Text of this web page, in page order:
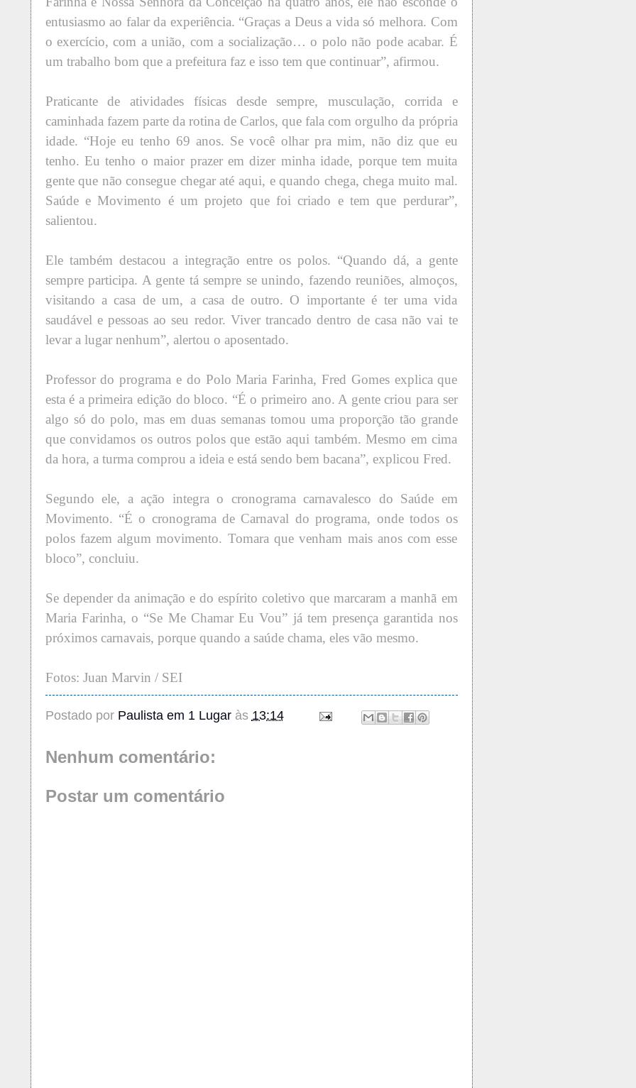
entusiasmo ao falar da experiência. “Graças a Deus a vida só melhora. Com
o exercício, com a união, com a socialização… o polo não pode acabar. É
um trabalho bom que a prefeitura faz e isso tem que continuar”, afirmou.
Praticante de atividades físicas desde sempre, musculação, corrida e
caminhada fazem parte da rotina de Carlos, que fala com orgulho da própria
idade. “Hoje eu tenho 69 anos. Se você olhar pra mim, não diz que eu
tenho. Eu tenho o maior prazer em dizer minha idade, porque tem muita
gente que não consegue chegar até aqui, e quando chega, chega muito mal.
Saúde e Movimento é um projeto que foi criado e tem que perdurar”,
salientou.
Ele também destacou a integração entre os polos. “Quando dá, a gente
sempre participa. A gente tá sempre se unindo, fazendo reuniões, almoços,
visitando a casa de um, a casa de outro. O importante é ter uma vida
saudável e pessoas ao seu redor. Viver trancado dentro de casa não vai te
levar a lugar nenhum”, alertou o aposentado.
Professor do programa e do Polo Maria Farinha, Fred Gomes explica que
esta é a primeira edição do bloco. “É o primeiro ano. A gente criou para ser
algo só do polo, mas em duas semanas tomou uma proporção tão grande
que convidamos os outros polos que estão aqui também. Mesmo em cima
da hora, a turma comprou a ideia e está sendo bem bacana”, explicou Fred.
Segundo ele, a ação integra o cronograma carnavalesco do Saúde em
Movimento. “É o cronograma de Carnaval do programa, onde todos os
polos fazem algum movimento. Tomara que venham mais anos com esse
bloco”, concluiu.
Se depender da animação e do espírito coletivo que marcaram a manhã em
Maria Farinha, o “Se Me Chamar Eu Vou” já tem presença garantida nos
próximos carnavais, porque quando a saúde chama, eles vão mesmo.
Fotos: Juan Marvin / SEI
Postado por Paulista em 1 Lugar às 13:14
Nenhum comentário:
Postar um comentário